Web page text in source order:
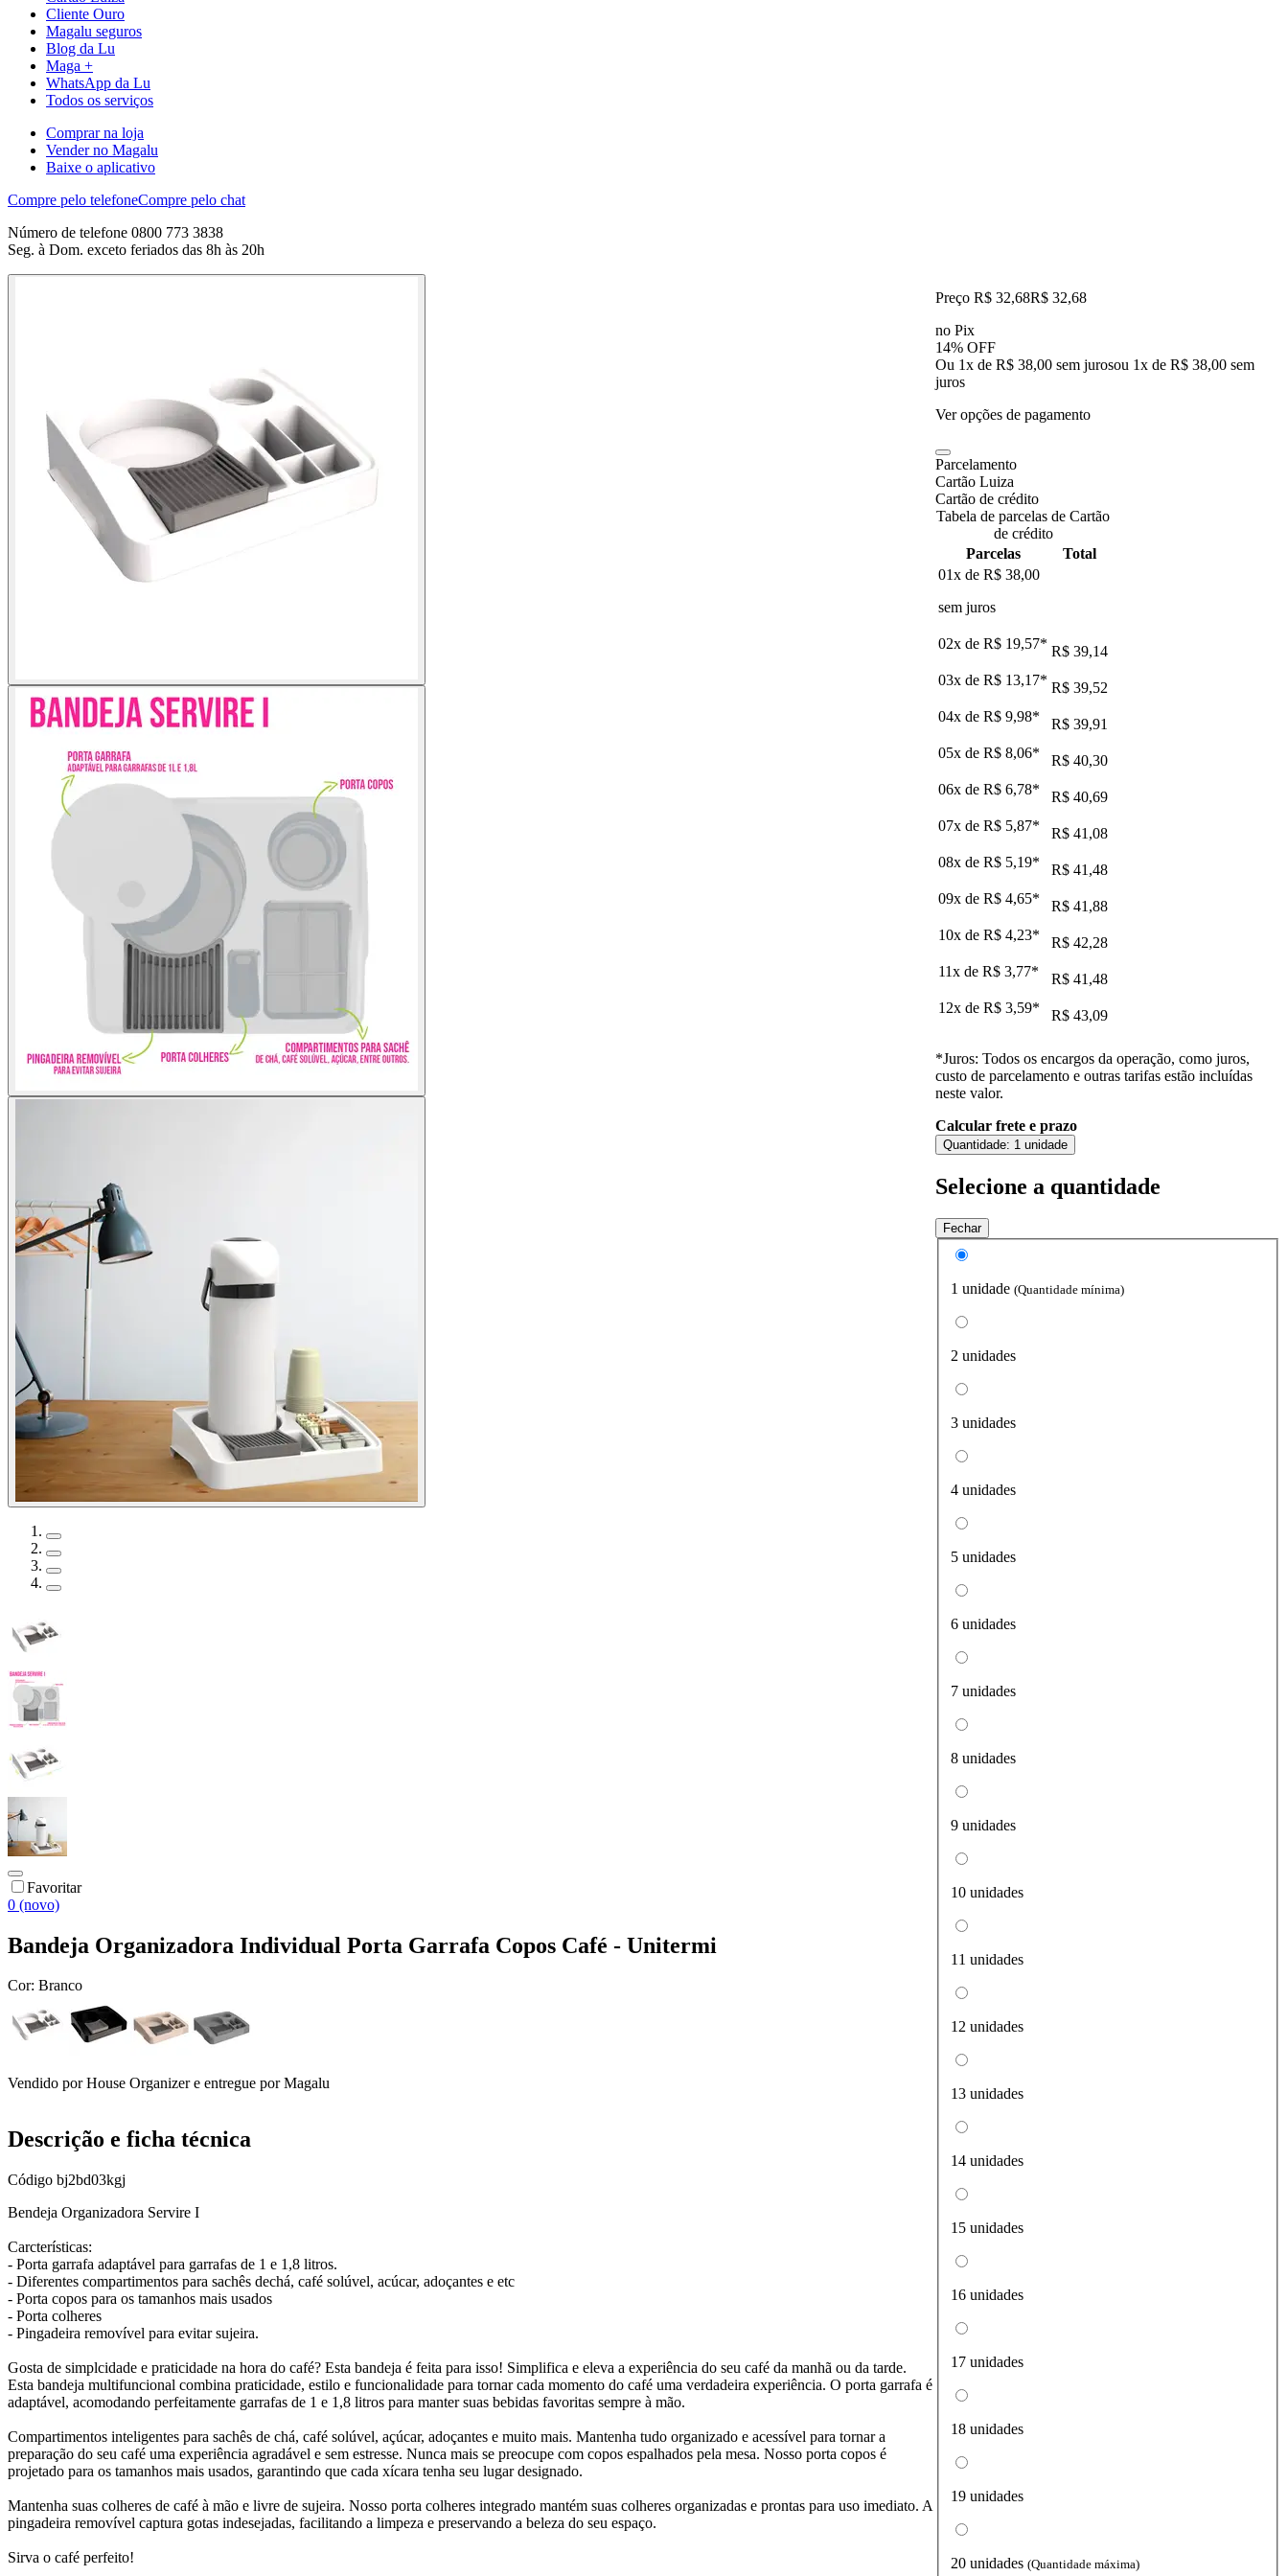
Cliente Ouro
Magalu seguros
Blog da Lu
Maga +
WhatsApp da Lu
Todos os serviços
Comprar na loja
Vender no Magalu
Baixe o aplicativo
Compre pelo telefoneCompre pelo chat
Número de telefone 0800 773 3838
Seg. à Dom. exceto feriados das 8h às 20h
Favoritar
0 (novo)
Bandeja Organizadora Individual Porta Garrafa Copos Café - Unitermi
Cor: Branco
Vendido porHouse Organizere entregue por Magalu
Preço R$ 32,68R$ 32,68
no Pix
14% OFF
Ou 1x de R$ 38,00 sem jurosou 1x de R$ 38,00 sem
juros
Ver opções de pagamento
Parcelamento
Cartão Luiza
Cartão de crédito
Tabela de parcelas de Cartão
de crédito
Parcelas
Total
01x de R$ 38,00
sem juros
02x de R$ 19,57* R$ 39,14
03x de R$ 13,17* R$ 39,52
04x de R$ 9,98*
R$ 39,91
05x de R$ 8,06*
R$ 40,30
06x de R$ 6,78*
R$ 40,69
07x de R$ 5,87*
R$ 41,08
08x de R$ 5,19*
R$ 41,48
09x de R$ 4,65*
R$ 41,88
10x de R$ 4,23*
R$ 42,28
11x de R$ 3,77*
R$ 41,48
12x de R$ 3,59* R$ 43,09
*Juros: Todos os encargos da operação, como juros,
custo de parcelamento e outras tarifas estão incluídas
neste valor.
Calcular frete e prazo
Quantidade: 1 unidade
Selecione a quantidade
Fechar
1 unidade (Quantidade mínima)
2 unidades
3 unidades
4 unidades
5 unidades
6 unidades
7 unidades
8 unidades
9 unidades
10 unidades
11 unidades
12 unidades
13 unidades
14 unidades
15 unidades
16 unidades
17 unidades
18 unidades
19 unidades
20 unidades (Quantidade máxima)
Descrição e ficha técnica
Código bj2bd03kgj
Bendeja Organizadora Servire I
Carcterísticas:
- Porta garrafa adaptável para garrafas de 1 e 1,8 litros.
- Diferentes compartimentos para sachês dechá, café solúvel, acúcar, adoçantes e etc
- Porta copos para os tamanhos mais usados
- Porta colheres
- Pingadeira removível para evitar sujeira.
Gosta de simplcidade e praticidade na hora do café? Esta bandeja é feita para isso! Simplifica e eleva a experiência do seu café da manhã ou da tarde.
Esta bandeja multifuncional combina praticidade, estilo e funcionalidade para tornar cada momento do café uma verdadeira experiência. O porta garrafa é
adaptável, acomodando perfeitamente garrafas de 1 e 1,8 litros para manter suas bebidas favoritas sempre à mão.
Compartimentos inteligentes para sachês de chá, café solúvel, açúcar, adoçantes e muito mais. Mantenha tudo organizado e acessível para tornar a
preparação do seu café uma experiência agradável e sem estresse. Nunca mais se preocupe com copos espalhados pela mesa. Nosso porta copos é
projetado para os tamanhos mais usados, garantindo que cada xícara tenha seu lugar designado.
Mantenha suas colheres de café à mão e livre de sujeira. Nosso porta colheres integrado mantém suas colheres organizadas e prontas para uso imediato. A
pingadeira removível captura gotas indesejadas, facilitando a limpeza e preservando a beleza do seu espaço.
Sirva o café perfeito!